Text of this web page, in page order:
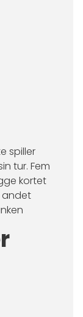
spiller
tur. Fem
kortet
andet